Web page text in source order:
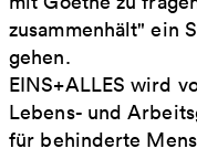
zusammenhält" ein
gehen.
EINS+ALLES wird
Lebens- und
für behinderte